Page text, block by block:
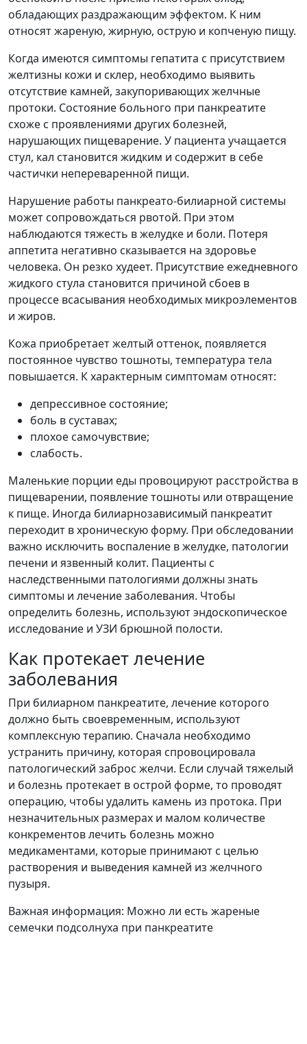
обладающих раздражающим эффектом. К ним
относят жареную, жирную, острую и копченую пищу.
Когда имеются симптомы гепатита с присутствием
желтизны кожи и склер, необходимо выявить
отсутствие камней, закупоривающих желчные
протоки. Состояние больного при панкреатите
схоже с проявлениями других болезней,
нарушающих пищеварение. У пациента учащается
стул, кал становится жидким и содержит в себе
частички непереваренной пищи.
Нарушение работы панкреато-билиарной системы
может сопровождаться рвотой. При этом
наблюдаются тяжесть в желудке и боли. Потеря
аппетита негативно сказывается на здоровье
человека. Он резко худеет. Присутствие ежедневного
жидкого стула становится причиной сбоев в
процессе всасывания необходимых микроэлементов
и жиров.
Кожа приобретает желтый оттенок, появляется
постоянное чувство тошноты, температура тела
повышается. К характерным симптомам относят:
депрессивное состояние;
боль в суставах;
плохое самочувствие;
слабость.
Маленькие порции еды провоцируют расстройства в
пищеварении, появление тошноты или отвращение
к пище. Иногда билиарнозависимый панкреатит
переходит в хроническую форму. При обследовании
важно исключить воспаление в желудке, патологии
печени и язвенный колит. Пациенты с
наследственными патологиями должны знать
симптомы и лечение заболевания. Чтобы
определить болезнь, используют эндоскопическое
исследование и УЗИ брюшной полости.
Как протекает лечение
заболевания
При билиарном панкреатите, лечение которого
должно быть своевременным, используют
комплексную терапию. Сначала необходимо
устранить причину, которая спровоцировала
патологический заброс желчи. Если случай тяжелый
и болезнь протекает в острой форме, то проводят
операцию, чтобы удалить камень из протока. При
незначительных размерах и малом количестве
конкрементов лечить болезнь можно
медикаментами, которые принимают с целью
растворения и выведения камней из желчного
пузыря.
Важная информация: Можно ли есть жареные
семечки подсолнуха при панкреатите